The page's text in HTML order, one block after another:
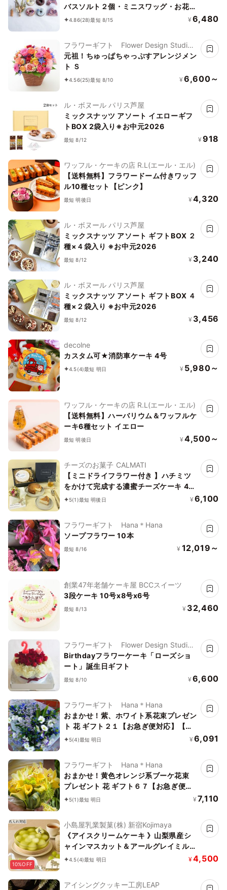
バスソルト２個・ミニスワッグ・お花の
コルクマグネットのセット
4.86(28)最短 8/15 ¥ 6,480
フラワーギフト Flower Design Studio
花歩
元祖！ちゅっぱちゃっぷすアレンジメン
ト Ｓ
4.56(25)最短 8/10 ¥ 6,600～
ル・ボヌール パリス芦屋
ミックスナッツ アソート イエローギフ
トBOX 2袋入り※お中元2026
最短 8/12 ¥ 918
ワッフル・ケーキの店 R.L(エール・エル)
【送料無料】フラワードーム付きワッフ
ル10種セット【ピンク】
最短 明後日 ¥ 4,320
ル・ボヌール パリス芦屋
ミックスナッツ アソート ギフトBOX ２
種×４袋入り ※お中元2026
最短 8/12 ¥ 3,240
ル・ボヌール パリス芦屋
ミックスナッツ アソート ギフトBOX ４
種×２袋入り ※お中元2026
最短 8/12 ¥ 3,456
decolne
カスタム可★消防車ケーキ 4号
4.5(4)最短 明日 ¥ 5,980～
ワッフル・ケーキの店 R.L(エール・エル)
【送料無料】ハーバリウム＆ワッフルケ
ーキ6種セット イエロー
最短 明後日 ¥ 4,500～
チーズのお菓子 CALMATI
【ミニドライフラワー付き 】ハチミツ
をかけて完成する濃蜜チーズケーキ 4号
ハチミツ付き
5(1)最短 明後日 ¥ 6,100
フラワーギフト Hana＊Hana
ソープフラワー 10本
最短 8/16 ¥ 12,019～
創業47年老舗ケーキ屋 BCCスイーツ
3段ケーキ 10号x8号x6号
最短 8/13 ¥ 32,460
フラワーギフト Flower Design Studio
花歩
Birthdayフラワーケーキ「ローズショ
ート」誕生日ギフト
最短 8/10 ¥ 6,600
フラワーギフト Hana＊Hana
おまかせ！紫、ホワイト系花束プレゼン
ト 花 ギフト２１【お急ぎ便対応】【敬
老の日 誕生日 開店祝い】
5(4)最短 明日 ¥ 6,091
フラワーギフト Hana＊Hana
おまかせ！黄色オレンジ系ブーケ花束
プレゼント 花 ギフト６７【お急ぎ便対
応】【敬老の日 誕生日 開店祝い】
5(1)最短 明日 ¥ 7,110
10%OFF
小島屋乳業製菓(株) 新宿Kojimaya
《アイスクリームケーキ 》山梨県産シ
ャインマスカット＆アールグレイミルク
ティー5号 (直径15cm) お中元 2026 ア
4.5(4)最短 明日 ¥4,500
アイシングクッキー工房LEAP